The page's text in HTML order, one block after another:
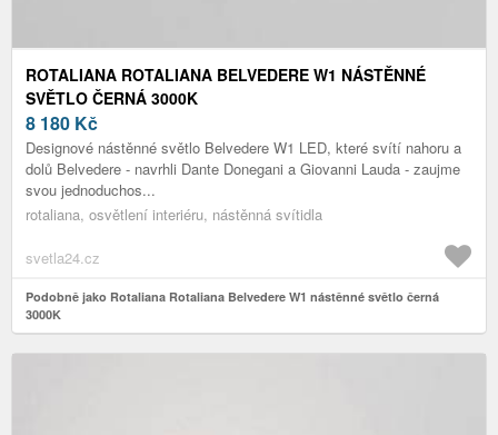
ROTALIANA ROTALIANA BELVEDERE W1 NÁSTĚNNÉ
SVĚTLO ČERNÁ 3000K
8 180 Kč
Designové nástěnné světlo Belvedere W1 LED, které svítí nahoru a
dolů Belvedere - navrhli Dante Donegani a Giovanni Lauda - zaujme
svou jednoduchos...
rotaliana, osvětlení interiéru, nástěnná svítidla
svetla24.cz
Podobně jako Rotaliana Rotaliana Belvedere W1 nástěnné světlo černá
3000K